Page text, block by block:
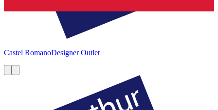
Castel RomanoDesigner Outlet